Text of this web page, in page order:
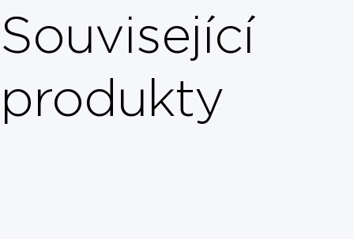
Související
produkty